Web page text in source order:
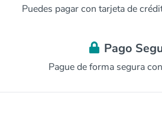
Puedes pagar con tarjeta de
Pago
Pague de forma segura